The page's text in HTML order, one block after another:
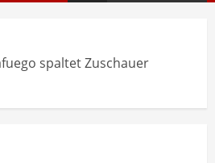
spaltet Zuschauer